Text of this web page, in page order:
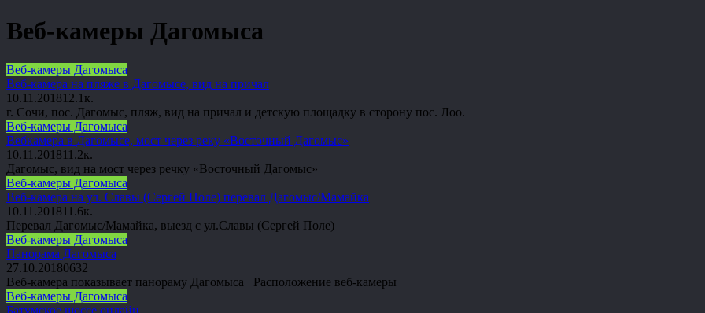
Веб-камеры Дагомыса
Веб-камеры Дагомыса
Веб-камера на пляже в Дагомысе, вид на причал
10.11.20181 2.1к.
г. Сочи, пос. Дагомыс, пляж, вид на причал и детскую площадку в сторону пос. Лоо.
Веб-камеры Дагомыса
Вебкамера в Дагомысе, мост через реку «Восточный Дагомыс»
10.11.20181 1.2к.
Дагомыс, вид на мост через речку «Восточный Дагомыс»
Веб-камеры Дагомыса
Веб-камера на ул. Славы (Сергей Поле) перевал Дагомыс/Мамайка
10.11.20181 1.6к.
Перевал Дагомыс/Мамайка, выезд с ул.Славы (Сергей Поле)
Веб-камеры Дагомыса
Панорама Дагомыса
27.10.20180632
Веб-камера показывает панораму Дагомыса Расположение веб-камеры
Веб-камеры Дагомыса
Батумское шоссе онлайн